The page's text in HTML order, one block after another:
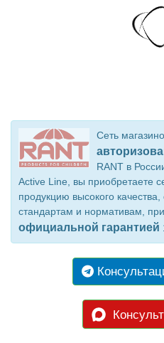
Сеть
RANT в
Active Line, вы приобретаете
продукцию высокого
стандартам и нормативам,
официальной гарантией